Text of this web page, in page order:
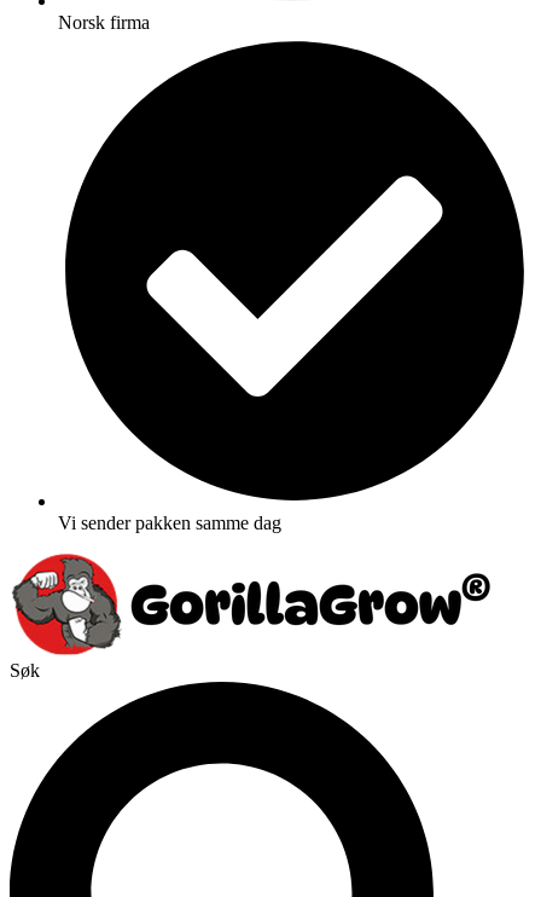
Norsk firma
Vi sender pakken samme dag
Søk